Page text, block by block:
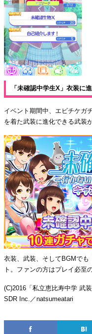
「未確認中学生X」衣装に
イベント期間中、エビチケガ
を着た武装に進化できる武装
衣装、武装、そしてBGMでも
ト。ファンの方はプレイ必至
(C)2016「私立恵比寿中学 武
SDR Inc.／natsumeatari